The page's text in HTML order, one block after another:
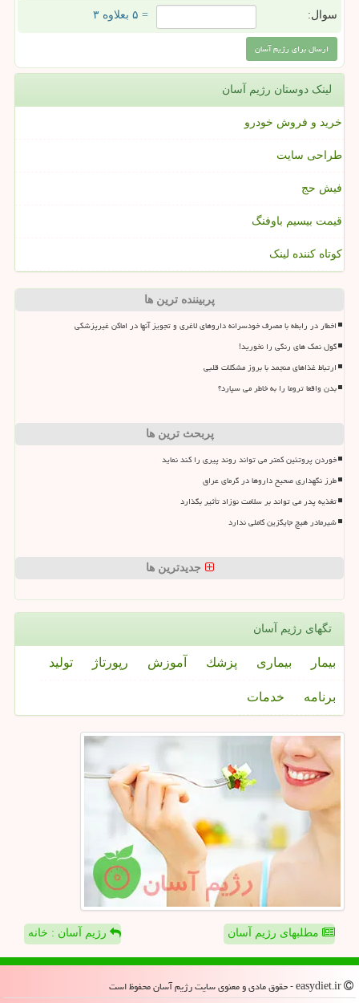
سوال: = ۵ بعلاوه ۳
لینک دوستان رژیم آسان
خرید و فروش خودرو
طراحی سایت
فیش حج
قیمت بیسیم باوفنگ
کوتاه کننده لینک
پربیننده ترین ها
اخطار در رابطه با مصرف خودسرانه داروهای لاغری و تجویز آنها در اماکن غیرپزشکی
گول نمک های رنگی را نخورید!
ارتباط غذاهای منجمد با بروز مشکلات قلبی
بدن واقعا تروما را به خاطر می سپارد؟
پربحث ترین ها
خوردن پروتئین کمتر می تواند روند پیری را کند نماید
طرز نگهداری صحیح داروها در گرمای عراق
تغذیه پدر می تواند بر سلامت نوزاد تأثیر بگذارد
شیرمادر هیچ جایگزین کاملی ندارد
جدیدترین ها
تگهای رژیم آسان
بیمار بیماری پزشك آموزش رپورتاژ تولید
برنامه خدمات
مطلبهای رژیم آسان رژیم آسان : خانه